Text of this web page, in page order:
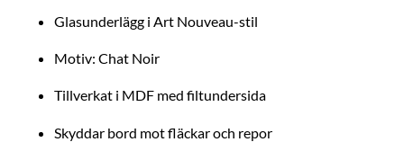
Glasunderlägg i Art Nouveau-stil
Motiv: Chat Noir
Tillverkat i MDF med filtundersida
Skyddar bord mot fläckar och repor